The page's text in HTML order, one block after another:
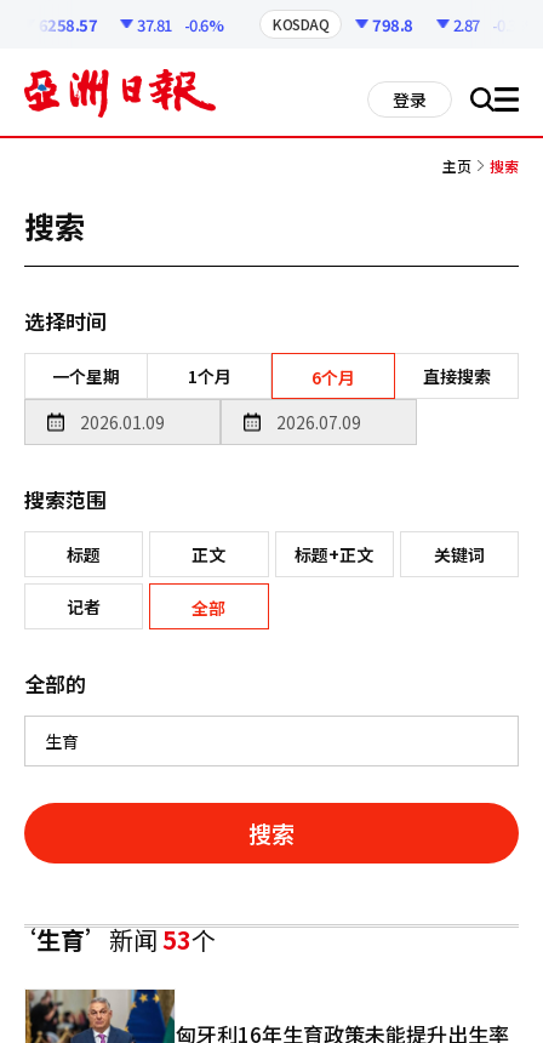
6258.57 37.81 -0.6% KOSDAQ 798.8 2.87 -0.36%
登录 搜 all
主页 搜索
搜索
选择时间
一个星期 1个月 6个月 直接搜索
搜索范围
标题 正文 标题+正文 关键词
记者 全部
全部的
搜索
‘生育’新闻53个
匈牙利16年生育政策未能提升出生率